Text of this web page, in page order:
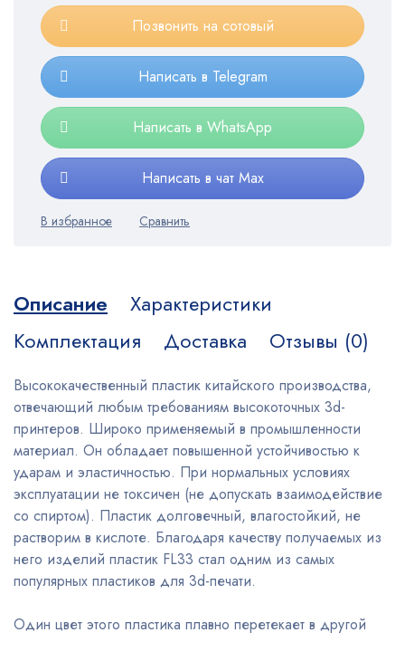
Позвонить на сотовый
Написать в Telegram
Написать в WhatsApp
Написать в чат Max
Описание
Характеристики
Комплектация
Доставка Отзывы (0)
Высококачественный пластик китайского производства,
отвечающий любым требованиям высокоточных 3d-
принтеров. Широко применяемый в промышленности
материал. Он обладает повышенной устойчивостью к
ударам и эластичностью. При нормальных условиях
эксплуатации не токсичен (не допускать взаимодействие
со спиртом). Пластик долговечный, влагостойкий, не
растворим в кислоте. Благодаря качеству получаемых из
него изделий пластик FL33 стал одним из самых
популярных пластиков для 3d-печати.
Один цвет этого пластика плавно перетекает в другой